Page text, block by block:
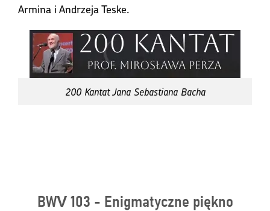
Armina i Andrzeja Teske.
200 Kantat Jana Sebastiana Bacha
BWV 103 - Enigmatyczne piękno